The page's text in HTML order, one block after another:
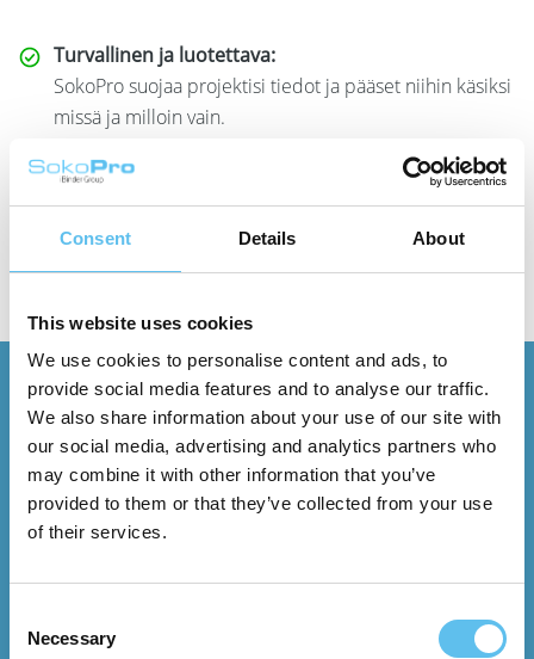
Consent Details About
This website uses cookies
We use cookies to personalise content and ads, to
provide social media features and to analyse our traffic.
We also share information about your use of our site with
our social media, advertising and analytics partners who
may combine it with other information that you’ve
provided to them or that they’ve collected from your use
of their services.
Selection
Necessary
Turvallinen ja luotettava:
SokoPro suojaa projektisi tiedot ja pääset niihin käsiksi
missä ja milloin vain.
Autamme sinua kaikissa projektipankkiin liittyvissä
kysymyksissä. Ota yhteyttä jo tänään!
Projektipankkiratkaisumme
Tarjoamme kolme selkeää pakettia, joiden avulla sinun
on helppo valita oikea taso projektillesi tai
organisaatiollesi. Kaikki paketit sisältävät vakaan